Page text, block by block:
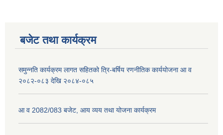
बजेट तथा कार्यक्रम
समुन्नति कार्यक्रम लागत सहितको त्रि-बर्षिय रणनीतिक कार्ययोजना आ व
२०८२-०८३ देखि २०८४-०८५
आ व 2082/083 बजेट, आय व्यय तथा योजना कार्यक्रम